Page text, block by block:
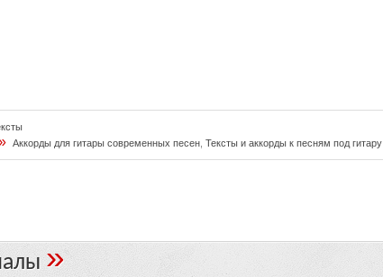
Аккорды для гитары современных песен Тексты и аккорды к песням под гитару
»